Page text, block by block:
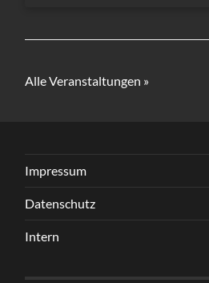
Alle Veranstaltungen »
Impressum
Datenschutz
Intern